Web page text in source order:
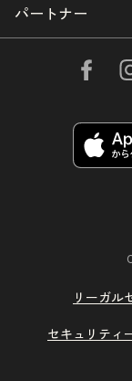
パートナー
リーガル
セキュリティ